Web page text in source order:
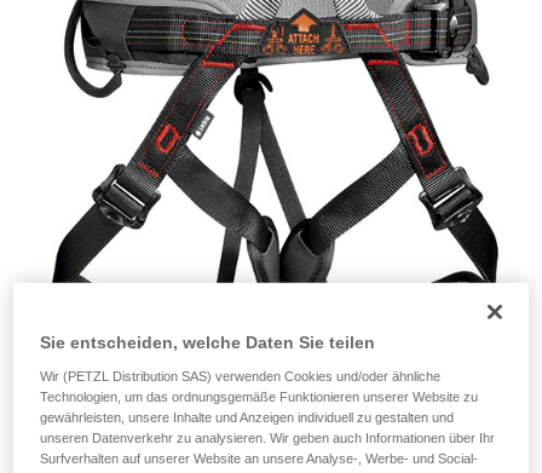
Sie entscheiden, welche Daten Sie teilen
Wir (PETZL Distribution SAS) verwenden Cookies und/oder ähnliche
Technologien, um das ordnungsgemäße Funktionieren unserer Website zu
gewährleisten, unsere Inhalte und Anzeigen individuell zu gestalten und
unseren Datenverkehr zu analysieren. Wir geben auch Informationen über Ihr
Surfverhalten auf unserer Website an unsere Analyse-, Werbe- und Social-